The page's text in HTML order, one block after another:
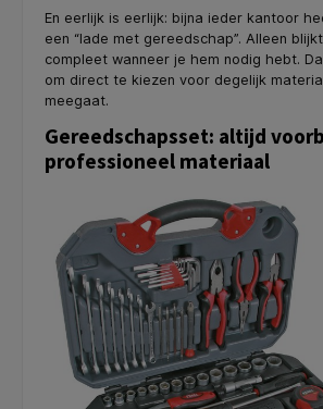
En eerlijk is eerlijk: bijna ieder kantoor
een “lade met gereedschap”. Alleen
compleet wanneer je hem nodig hebt.
om direct te kiezen voor degelijk
meegaat.
Gereedschapsset: altijd
professioneel materiaal